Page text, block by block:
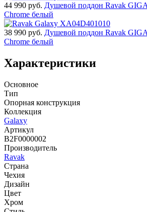
44 990 руб. Душевой поддон Ravak
Chrome белый
38 990 руб. Душевой поддон Ravak
Chrome белый
Характеристики
Основное
Тип
Опорная конструкция
Коллекция
Galaxy
Артикул
B2F0000002
Производитель
Ravak
Страна
Чехия
Дизайн
Цвет
Хром